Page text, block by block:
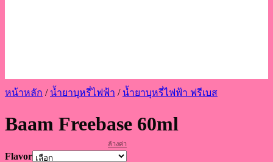
หน้าหลัก / น้ำยาบุหรี่ไฟฟ้า / น้ำยาบุหรี่ไฟฟ้า ฟรีเบส
Baam Freebase 60ml
Flavor
ล้างค่า